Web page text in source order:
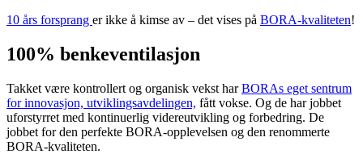
10 års forsprang er ikke å kimse av – det vises på BORA-kvaliteten!
100% benkeventilasjon
Takket være kontrollert og organisk vekst harBORAs eget sentrum
for innovasjon, utviklingsavdelingen, fått vokse. Og de har jobbet
uforstyrret med kontinuerlig videreutvikling og forbedring. De
jobbet for den perfekte BORA-opplevelsen og den renommerte
BORA-kvaliteten.